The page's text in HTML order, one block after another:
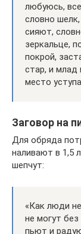
любуюсь,
словно
сияют,
зеркальце,
покрой,
стар, и млад
место
Заговор на
Для обряда
наливают в 1,5
шепчут:
«Как люди
не могут
пьют и